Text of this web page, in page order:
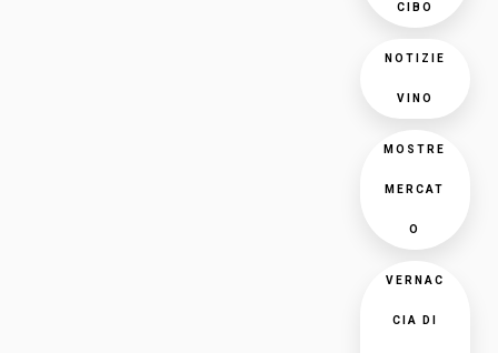
CIBO
NOTIZIE
VINO
MOSTRE
MERCAT
O
VERNAC
CIA DI